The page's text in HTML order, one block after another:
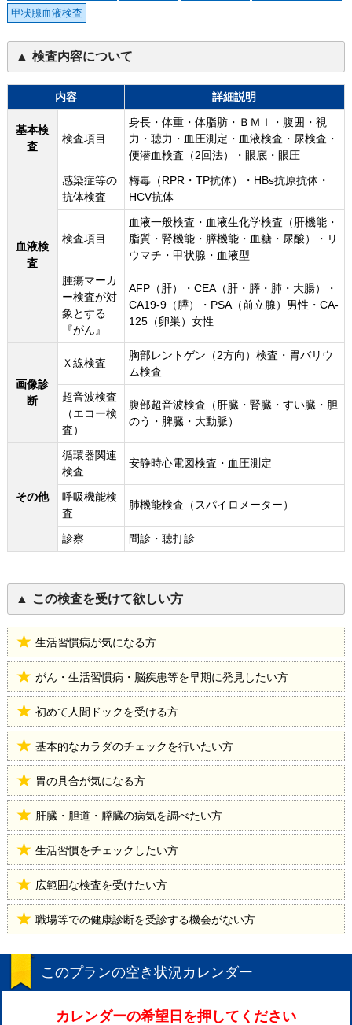
甲状腺血液検査
検査内容について
内容 詳細説明
基本検
査
検査項目
身長・体重・体脂肪・ＢＭＩ・腹囲・視
力・聴力・血圧測定・血液検査・尿検査・
便潜血検査（2回法）・眼底・眼圧
血液検
査
感染症等の
抗体検査
梅毒（RPR・TP抗体）・HBs抗原抗体・
HCV抗体
検査項目
血液一般検査・血液生化学検査（肝機能・
脂質・腎機能・膵機能・血糖・尿酸）・リ
ウマチ・甲状腺・血液型
腫瘍マーカ
ー検査が対
象とする
『がん』
AFP（肝）・CEA（肝・膵・肺・大腸）・
CA19-9（膵）・PSA（前立腺）男性・CA-
125（卵巣）女性
画像診
断
Ｘ線検査
胸部レントゲン（2方向）検査・胃バリウ
ム検査
超音波検査
（エコー検
査）
腹部超音波検査（肝臓・腎臓・すい臓・胆
のう・脾臓・大動脈）
その他
循環器関連
検査
安静時心電図検査・血圧測定
呼吸機能検
査
肺機能検査（スパイロメーター）
診察 問診・聴打診
この検査を受けて欲しい方
生活習慣病が気になる方
がん・生活習慣病・脳疾患等を早期に発見したい方
初めて人間ドックを受ける方
基本的なカラダのチェックを行いたい方
胃の具合が気になる方
肝臓・胆道・膵臓の病気を調べたい方
生活習慣をチェックしたい方
広範囲な検査を受けたい方
職場等での健康診断を受診する機会がない方
このプランの空き状況カレンダー
カレンダーの希望日を押してください